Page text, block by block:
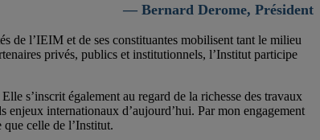
— Bernard Derome, Président
de l’IEIM et de ses constituantes mobilisent tant le milieu
privés, publics et institutionnels, l’Institut participe
s’inscrit également au regard de la richesse des travaux
enjeux internationaux d’aujourd’hui. Par mon engagement
que celle de l’Institut.